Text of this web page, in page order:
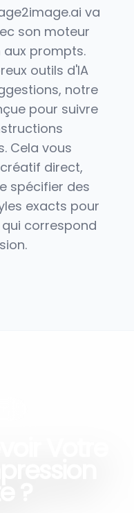
va
son moteur
prompts.
outils d'IA
notre
pour suivre
Cela vous
direct,
spécifier des
exacts pour
correspond